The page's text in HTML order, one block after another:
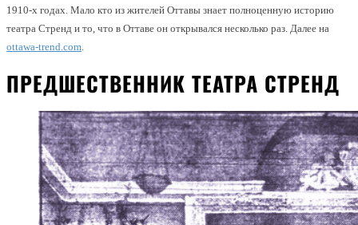
1910-х годах. Мало кто из жителей Оттавы знает полноценную историю
театра Стренд и то, что в Оттаве он открывался несколько раз. Далее на
ottawa-trend.com.
ПРЕДШЕСТВЕННИК ТЕАТРА СТРЕНД